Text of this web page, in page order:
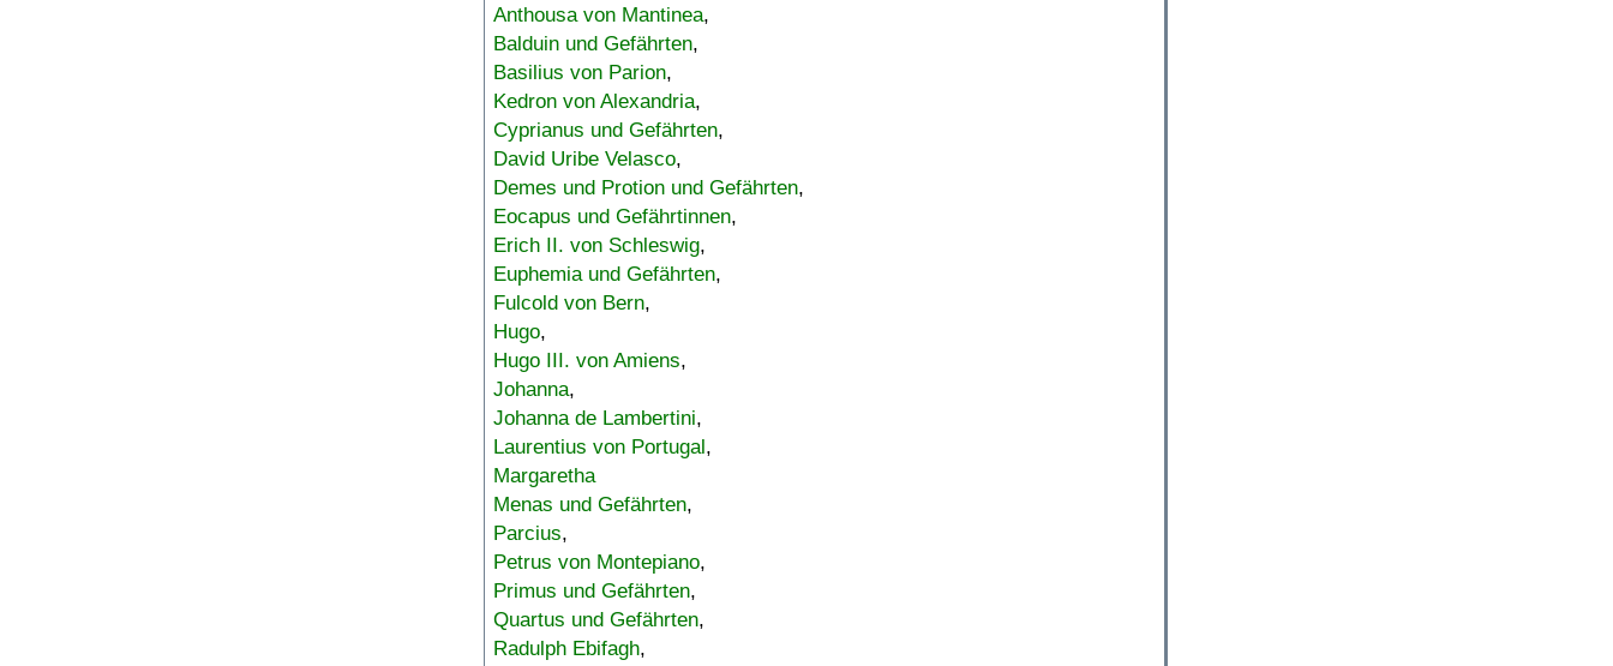
Anthousa von Mantinea,
Balduin und Gefährten,
Basilius von Parion,
Kedron von Alexandria,
Cyprianus und Gefährten,
David Uribe Velasco,
Demes und Protion und Gefährten,
Eocapus und Gefährtinnen,
Erich II. von Schleswig,
Euphemia und Gefährten,
Fulcold von Bern,
Hugo,
Hugo III. von Amiens,
Johanna,
Johanna de Lambertini,
Laurentius von Portugal,
Margaretha
Menas und Gefährten,
Parcius,
Petrus von Montepiano,
Primus und Gefährten,
Quartus und Gefährten,
Radulph Ebifagh,